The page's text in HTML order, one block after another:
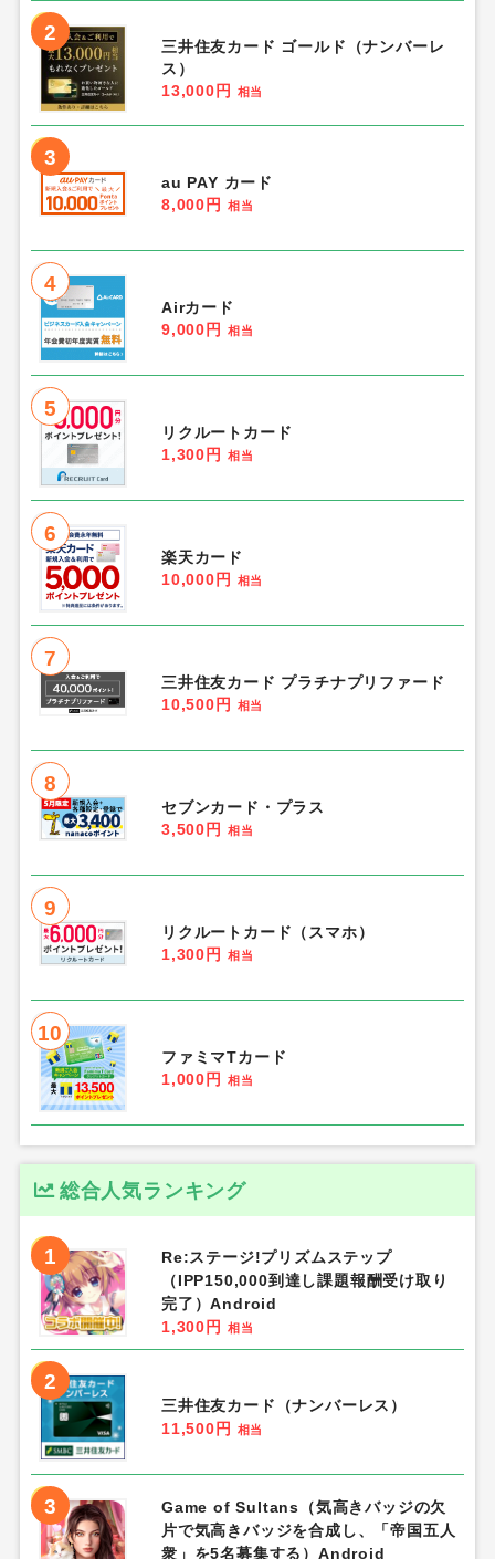
2
三井住友カード ゴールド（ナンバーレ
ス）
13,000円
相当
3
au PAY カード
8,000円
相当
4
Airカード
9,000円
相当
5
リクルートカード
1,300円
相当
6
楽天カード
10,000円
相当
7
三井住友カード プラチナプリファード
10,500円
相当
8
セブンカード・プラス
3,500円
相当
9
リクルートカード（スマホ）
1,300円
相当
10
ファミマTカード
1,000円
相当
総合人気ランキング
1
Re:ステージ!プリズムステップ
（IPP150,000到達し課題報酬受け取り
完了）Android
1,300円
相当
2
三井住友カード（ナンバーレス）
11,500円
相当
3
Game of Sultans（気高きバッジの欠
片で気高きバッジを合成し、「帝国五人
衆」を5名募集する）Android